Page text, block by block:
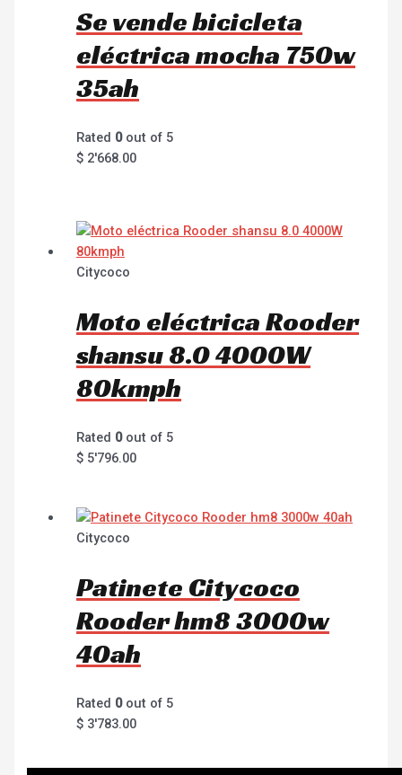
Se vende bicicleta
eléctrica mocha 750w
35ah
Rated 0out of 5
$ 2'668.00
Citycoco
Moto eléctrica Rooder
shansu 8.0 4000W
80kmph
Rated 0out of 5
$ 5'796.00
Citycoco
Patinete Citycoco
Rooder hm8 3000w
40ah
Rated 0out of 5
$ 3'783.00